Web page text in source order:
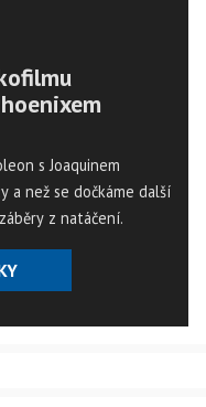
s Joaquinem
a než se dočkáme další
z natáčení.